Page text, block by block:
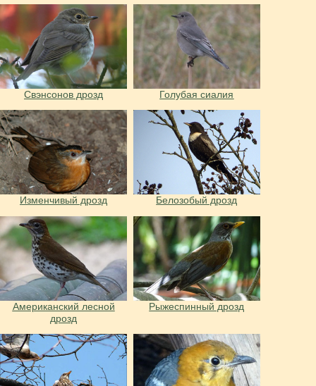
Свэнсонов дрозд Голубая сиалия
Изменчивый дрозд Белозобый дрозд
Американский лесной
дрозд
Рыжеспинный дрозд